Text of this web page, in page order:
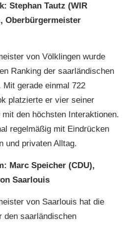
Stephan Tautz (WIR
Oberbürgermeister
von Völklingen wurde
Ranking der saarländischen
gerade einmal 722
platzierte er vier seiner
mit den höchsten Interaktionen.
regelmäßig mit Eindrücken
und privaten Alltag.
Marc Speicher (CDU),
Saarlouis
von Saarlouis hat die
den saarländischen